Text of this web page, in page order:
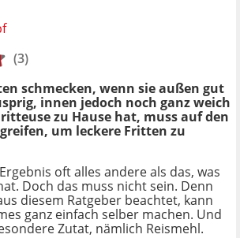
(3)
schmecken, wenn sie außen gut
innen jedoch noch ganz weich
zu Hause hat, muss auf den
um leckere Fritten zu
oft alles andere als das, was
Doch das muss nicht sein. Denn
diesem Ratgeber beachtet, kann
ganz einfach selber machen. Und
Zutat, nämlich Reismehl.